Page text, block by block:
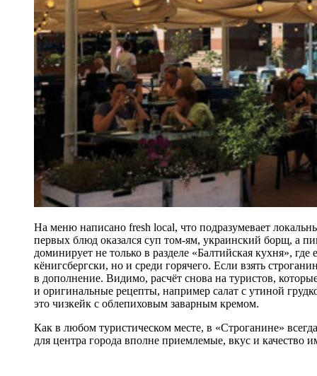
На меню написано fresh local, что подразумевает
первых блюд оказался суп том-ям, украинский борщ, а
доминирует не только в разделе «Балтийская кухня»,
кёнигсбергски, но и среди горячего. Если взять
в дополнение. Видимо, расчёт снова на туристов,
и оригинальные рецепты, например салат с утиной
это чизкейк с облепиховым заварным кремом.
Как в любом туристическом месте, в «Строганине»
для центра города вполне приемлемые, вкус и качество